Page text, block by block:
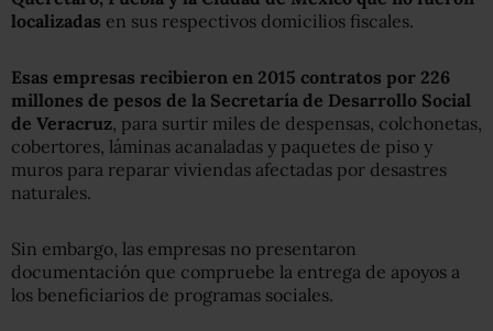
localizadas en sus respectivos domicilios fiscales.
Esas empresas recibieron en 2015 contratos por 226
millones de pesos de la Secretaría de Desarrollo Social
de Veracruz , para surtir miles de despensas, colchonetas,
cobertores, láminas acanaladas y paquetes de piso y
muros para reparar viviendas afectadas por desastres
naturales.
Sin embargo, las empresas no presentaron
documentación que compruebe la entrega de apoyos a
los beneficiarios de programas sociales.